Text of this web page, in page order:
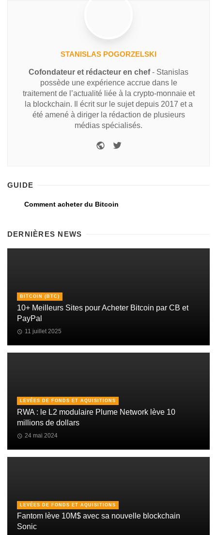
STANISLAS POGORZELSKI
Cofondateur et rédacteur en chef- Stanislas
possède une expérience accrue dans le
traitement de l’actualité liée à la crypto-monnaie et
la blockchain. Il écrit sur le sujet depuis 2017 et a
été amené à diriger la rédaction de plusieurs
médias spécialisés.
GUIDE
Comment acheter du Bitcoin
DERNIÈRES NEWS
BITCOIN (BTC)
10+ Meilleurs Sites pour Acheter Bitcoin par CB et
PayPal
11 juillet 2025
LEVÉES DE FONDS ET AQUISITIONS
RWA : le L2 modulaire Plume Network lève 10
millions de dollars
24 mai 2024
LEVÉES DE FONDS ET AQUISITIONS
Fantom lève 10M$ avec sa nouvelle blockchain
Sonic